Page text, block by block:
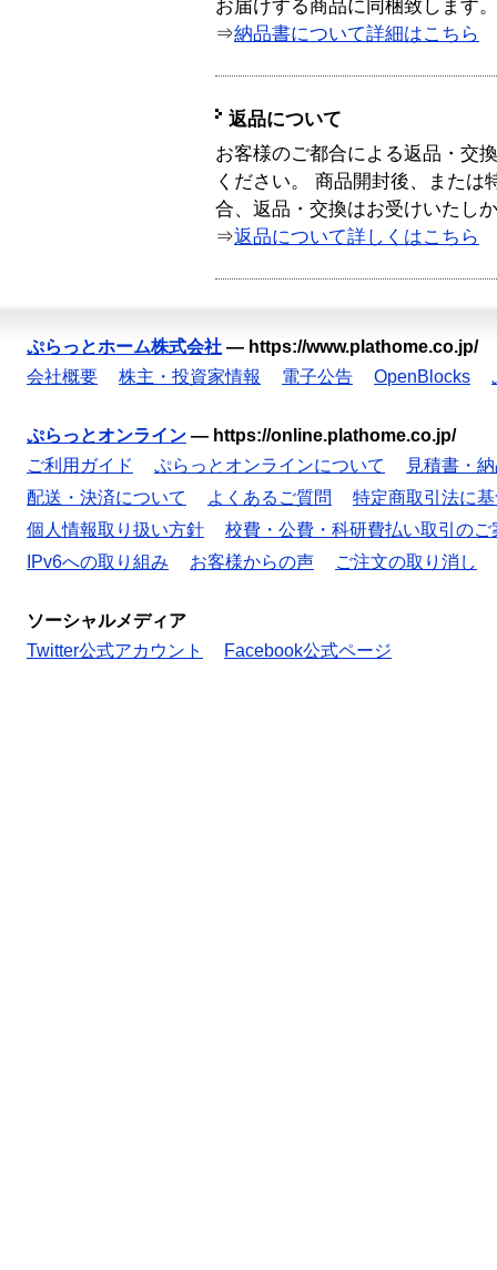
お届けする商品に同梱致します。
⇒納品書について詳細はこちら
返品について
お客様のご都合による返品・交
ください。 商品開封後、または
合、返品・交換はお受けいたし
⇒返品について詳しくはこちら
ぷらっとホーム株式会社 — https://www.plathome.co.jp/
会社概要
株主・投資家情報 電子公告 OpenBlocks
ぷらっとオンライン — https://online.plathome.co.jp/
ご利用ガイド
ぷらっとオンラインについて
見積書・
配送・決済について
よくあるご質問
特定商取引法に
個人情報取り扱い方針
校費・公費・科研費払い取引のご
IPv6への取り組み
お客様からの声 ご注文の取り消し
ソーシャルメディア
Twitter公式アカウント
Facebook公式ページ